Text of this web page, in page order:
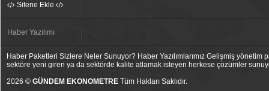
Sitene Ekle
Haber Yazılımı
Haber Paketleri Sizlere Neler Sunuyor? Haber Yazılımlarımız Gelişmiş
sektöre yeni giren ya da sektörde kalite atlamak isteyen herkese çözümler
2026 © GÜNDEM EKONOMETRE Tüm Hakları Saklıdır.